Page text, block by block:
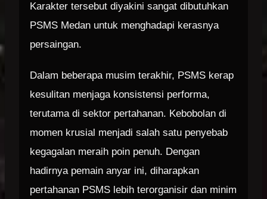
Karakter tersebut diyakini sangat dibutuhkan
PSMS Medan untuk menghadapi kerasnya
persaingan.
Dalam beberapa musim terakhir, PSMS kerap
kesulitan menjaga konsistensi performa,
terutama di sektor pertahanan. Kebobolan di
momen krusial menjadi salah satu penyebab
kegagalan meraih poin penuh. Dengan
hadirnya pemain anyar ini, diharapkan
pertahanan PSMS lebih terorganisir dan minim